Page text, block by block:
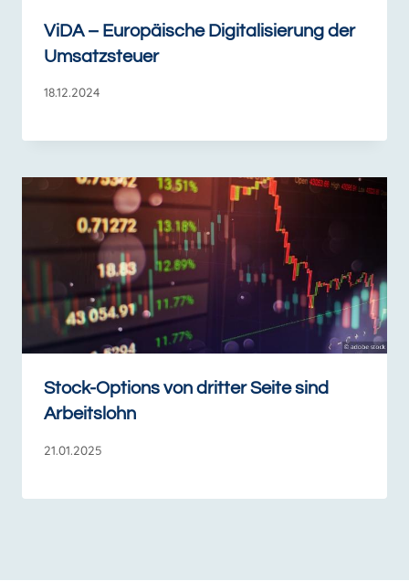
ViDA – Europäische Digitalisierung der
Umsatzsteuer
18.12.2024
Stock-Options von dritter Seite sind
Arbeitslohn
21.01.2025